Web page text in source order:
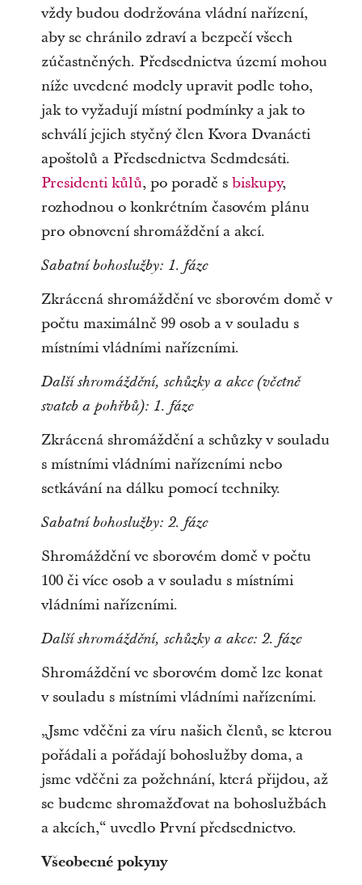
vždy budou dodržována vládní nařízení,
aby se chránilo zdraví a bezpečí všech
zúčastněných. Předsednictva území mohou
níže uvedené modely upravit podle toho,
jak to vyžadují místní podmínky a jak to
schválí jejich styčný člen Kvora Dvanácti
apoštolů a Předsednictva Sedmdesáti.
Presidenti kůlů, po poradě s biskupy,
rozhodnou o konkrétním časovém plánu
pro obnovení shromáždění a akcí.
Sabatní bohoslužby: 1. fáze
Zkrácená shromáždění ve sborovém domě v
počtu maximálně 99 osob a v souladu s
místními vládními nařízeními.
Další shromáždění, schůzky a akce (včetně
svateb a pohřbů): 1. fáze
Zkrácená shromáždění a schůzky v souladu
s místními vládními nařízeními nebo
setkávání na dálku pomocí techniky.
Sabatní bohoslužby: 2. fáze
Shromáždění ve sborovém domě v počtu
100 či více osob a v souladu s místními
vládními nařízeními.
Další shromáždění, schůzky a akce: 2. fáze
Shromáždění ve sborovém domě lze konat
v souladu s místními vládními nařízeními.
„Jsme vděčni za víru našich členů, se kterou
pořádali a pořádají bohoslužby doma, a
jsme vděčni za požehnání, která přijdou, až
se budeme shromažďovat na bohoslužbách
a akcích,“ uvedlo První předsednictvo.
Všeobecné pokyny